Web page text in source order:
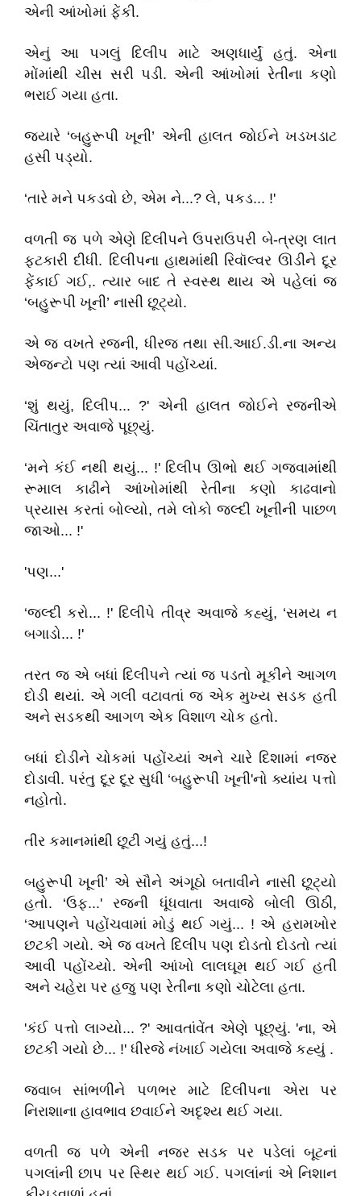
એની આંખોમાં ફેંકી.
એનું આ પગલું દિલીપ માટે અણધાર્યું હતું. એના
મોંમાંથી ચીસ સરી પડી. એની આંખોમાં રેતીના કણો
ભરાઈ ગયા હતા.
જ્યારે ‘બહુરૂપી ખૂની’ એની હાલત જોઈને ખડખડાટ
હસી પડ્યો.
‘તારે મને પકડવો છે, એમ ને...? લે, પકડ... !'
વળતી જ પળે એણે દિલીપને ઉપરાઉપરી બે-ત્રણ લાત
ફટકારી દીધી. દિલીપના હાથમાંથી રિવૉલ્વર ઊડીને દૂર
ફેંકાઈ ગઈ,. ત્યાર બાદ તે સ્વસ્થ થાય એ પહેલાં જ
‘બહુરૂપી ખૂની’ નાસી છૂટ્યો.
એ જ વખતે રજની, ધીરજ તથા સી.આઈ.ડી.ના અન્ય
એજન્ટો પણ ત્યાં આવી પહોંચ્યાં.
‘શું થયું, દિલીપ... ?' એની હાલત જોઈને રજનીએ
ચિંતાતુર અવાજે પૂછ્યું.
‘મને કંઈ નથી થયું... !' દિલીપ ઊભો થઈ ગજવામાંથી
રૂમાલ કાઢીને આંખોમાંથી રેતીના કણો કાઢવાનો
પ્રયાસ કરતાં બોલ્યો, તમે લોકો જલ્દી ખૂનીની પાછળ
જાઓ... !'
'પણ...'
‘જલ્દી કરો... !' દિલીપે તીવ્ર અવાજે કહ્યું, ‘સમય ન
બગાડો... !'
તરત જ એ બધાં દિલીપને ત્યાં જ પડતો મૂકીને આગળ
દોડી થયાં. એ ગલી વટાવતાં જ એક મુખ્ય સડક હતી
અને સડકથી આગળ એક વિશાળ ચોક હતો.
બધાં દોડીને ચોકમાં પહોંચ્યાં અને ચારે દિશામાં નજર
દોડાવી. પરંતુ દૂર દૂર સુધી ‘બહુરૂપી ખૂની'નો ક્યાંય પત્તો
નહોતો.
તીર કમાનમાંથી છૂટી ગયું હતું...!
બહુરૂપી ખૂની’ એ સૌને અંગૂઠો બતાવીને નાસી છૂટ્યો
હતો. ‘ઉફ...' રજની ધૂંધવાતા અવાજે બોલી ઊઠી,
‘આપણને પહોંચવામાં મોડું થઈ ગયું... ! એ હરામખોર
છટકી ગયો. એ જ વખતે દિલીપ પણ દોડતો દોડતો ત્યાં
આવી પહોંચ્યો. એની આંખો લાલઘૂમ થઈ ગઈ હતી
અને ચહેરા પર હજુ પણ રેતીના કણો ચોટેલા હતા.
'કંઈ પત્તો લાગ્યો... ?' આવતાંવેંત એણે પૂછ્યું. 'ના, એ
છટકી ગયો છે... !' ધીરજે નંખાઈ ગયેલા અવાજે કહ્યું .
જવાબ સાંભળીને પળભર માટે દિલીપના એરા પર
નિરાશાના હાવભાવ છવાઈને અદૃશ્ય થઈ ગયા.
વળતી જ પળે એની નજર સડક પર પડેલાં બૂટનાં
પગલાંની છાપ પર સ્થિર થઈ ગઈ. પગલાંનાં એ નિશાન